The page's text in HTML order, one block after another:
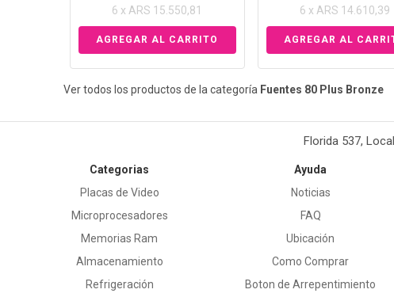
6 x ARS 15.550,81 6 x ARS 14.610,39
Ver todos los productos de la categoría Fuentes 80 Plus Bronze
Florida 537,
Categorias
Placas de Video
Microprocesadores
Memorias Ram
Almacenamiento
Refrigeración
Ayuda
Noticias
FAQ
Ubicación
Como Comprar
Boton de Arrepentimiento